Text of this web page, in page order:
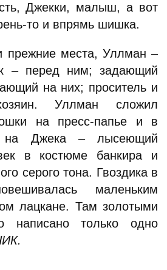
Джекки, малыш, а вот
то и впрямь шишка.
прежние места, Уллман –
– перед ним; задающий
на них; проситель и
Уллман сложил
на пресс-папье и в
на Джека – лысеющий
в костюме банкира и
серого тона. Гвоздика в
маленьким
лацкане. Там золотыми
написано только одно